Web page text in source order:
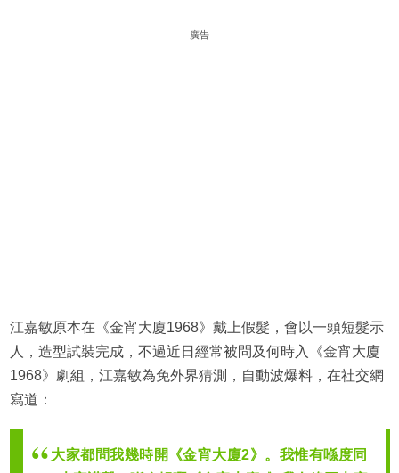
廣告
江嘉敏原本在《金宵大廈1968》戴上假髮，會以一頭短髮示
人，造型試裝完成，不過近日經常被問及何時入《金宵大廈
1968》劇組，江嘉敏為免外界猜測，自動波爆料，在社交網
寫道：
大家都問我幾時開《金宵大廈2》。我惟有喺度同